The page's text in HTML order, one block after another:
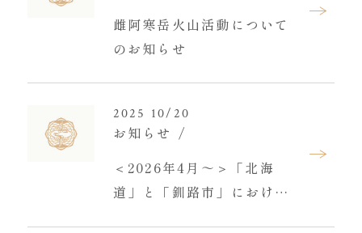
雌阿寒岳火山活動について
のお知らせ
2025 10/20
お知らせ
＜2026年4月～＞「北海
道」と「釧路市」における